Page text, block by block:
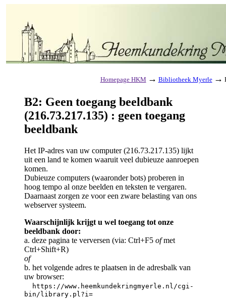
Homepage HKM → Bibliotheek Myerle →
B2: Geen toegang beeldbank
(216.73.217.135) : geen toegang
beeldbank
Het IP-adres van uw computer (216.73.217.135) lijkt
uit een land te komen waaruit veel dubieuze aanroepen
komen.
Dubieuze computers (waaronder bots) proberen in
hoog tempo al onze beelden en teksten te vergaren.
Daarnaast zorgen ze voor een zware belasting van ons
webserver systeem.
Waarschijnlijk krijgt u wel toegang tot onze
beeldbank door:
a. deze pagina te verversen (via: Ctrl+F5 ofmet
Ctrl+Shift+R)
of
b. het volgende adres te plaatsen in de adresbalk van
uw browser:
https://www.heemkundekringmyerle.nl/cgi-
bin/library.pl?i=